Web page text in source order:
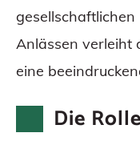
Anlässen verleiht
eine
Die